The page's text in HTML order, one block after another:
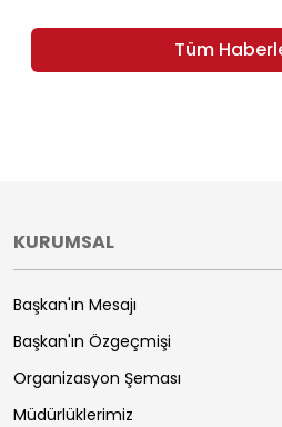
Tüm
KURUMSAL
Başkan'ın Mesajı
Başkan'ın Özgeçmişi
Organizasyon Şeması
Müdürlüklerimiz